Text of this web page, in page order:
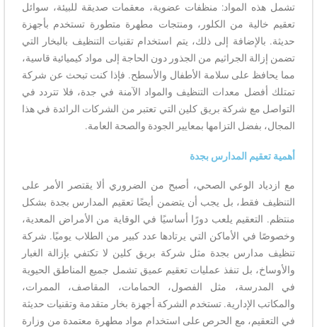
تشمل هذه المواد: منظفات عضوية، معقمات صديقة للبيئة، سوائل
تعقيم خالية من الكلور، ومنتجات مطهرة متطورة تستخدم بأجهزة
حديثة. بالإضافة إلى ذلك، يتم استخدام تقنيات التنظيف بالبخار التي
تضمن إزالة الجراثيم من الجذور دون الحاجة إلى مواد كيميائية قاسية،
مما يحافظ على سلامة الأطفال والأسطح. فإذا كنت تبحث عن شركة
تمتلك أفضل معدات التنظيف والمواد الآمنة في جدة، فلا تتردد في
التواصل مع شركة بريق كلين التي تعتبر من الشركات الرائدة في هذا
المجال، بفضل التزامها بمعايير الجودة والصحة العامة.
أهمية تعقيم المدارس بجدة
مع ازدياد الوعي الصحي، أصبح من الضروري ألا يقتصر الأمر على
التنظيف فقط، بل يجب أن يتضمن أيضًا تعقيم المدارس بجدة بشكل
منتظم. التعقيم يلعب دورًا أساسيًا في الوقاية من الأمراض المعدية،
وخصوصًا في الأماكن التي يرتادها عدد كبير من الطلاب يوميًا. شركة
تنظيف مدارس بجدة مثل شركة بريق كلين لا تكتفي بإزالة الغبار
والأوساخ، بل تنفذ عمليات تعقيم عميق تشمل جميع المناطق الحيوية
في المدرسة، مثل الفصول، الحمامات، المقاصف، الممرات،
والمكاتب الإدارية. تستخدم الشركة أجهزة بخار متقدمة وتقنيات حديثة
في التعقيم، مع الحرص على استخدام مواد مطهرة معتمدة من وزارة